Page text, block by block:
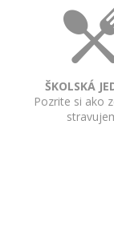
ŠKOLSKÁ
Pozrite si ako